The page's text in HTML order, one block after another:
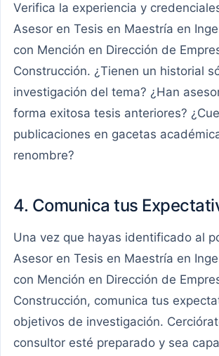
Verifica la experiencia y
Asesor en Tesis en Maestría en
con Mención en Dirección de
Construcción. ¿Tienen un historial
investigación del tema? ¿Han
forma exitosa tesis anteriores?
publicaciones en gacetas
renombre?
4. Comunica tus
Una vez que hayas identificado al
Asesor en Tesis en Maestría en
con Mención en Dirección de
Construcción, comunica tus
objetivos de investigación.
consultor esté preparado y sea